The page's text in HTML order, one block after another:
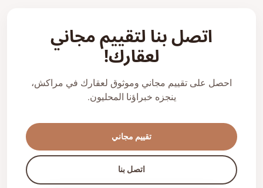
اتصل بنا لتقييم مجاني
لعقارك!
احصل على تقييم مجاني وموثوق لعقارك في مراكش،
ينجزه خبراؤنا المحليون.
تقييم مجاني
اتصل بنا